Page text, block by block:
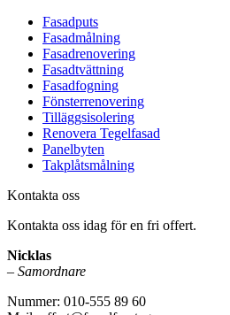
Fasadputs
Fasadmålning
Fasadrenovering
Fasadtvättning
Fasadfogning
Fönsterrenovering
Tilläggsisolering
Renovera Tegelfasad
Panelbyten
Takplåtsmålning
Kontakta oss
Kontakta oss idag för en fri offert.
Nicklas
– Samordnare
Nummer: 010-555 89 60